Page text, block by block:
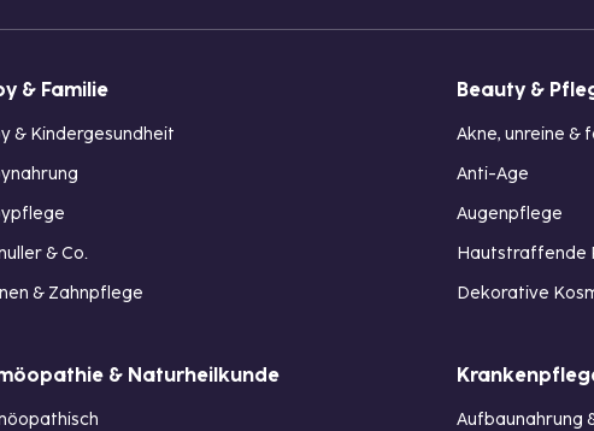
& Familie
& Kindergesundheit
& Co.
& Zahnpflege
Beauty &
Akne, unreine &
Anti-Age
Augenpflege
Hautstraffende
Dekorative
& Naturheilkunde
Aufbaunahrung